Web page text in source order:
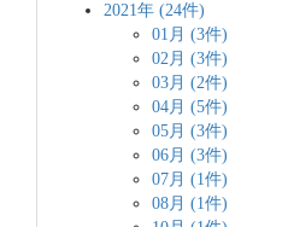
2021年 (24件)
01月 (3件)
02月 (3件)
03月 (2件)
04月 (5件)
05月 (3件)
06月 (3件)
07月 (1件)
08月 (1件)